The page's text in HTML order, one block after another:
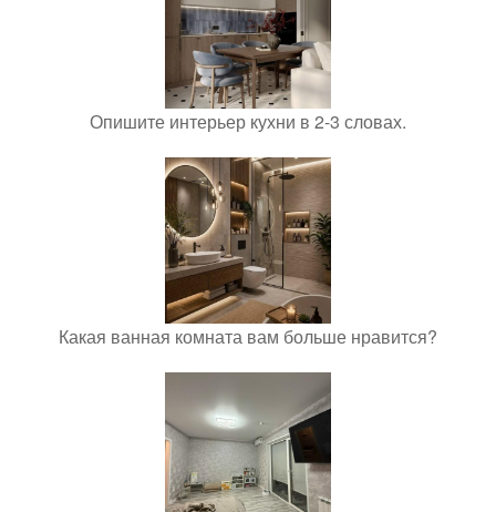
Опишите интерьер кухни в 2-3 словах.
Какая ванная комната вам больше нравится?